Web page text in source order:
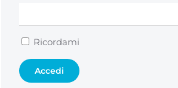
Ricordami
Accedi